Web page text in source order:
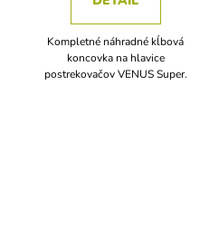
Kompletné náhradné kĺbová
koncovka na hlavice
postrekovačov VENUS Super.